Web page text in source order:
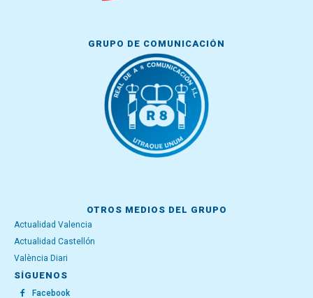
GRUPO DE COMUNICACIÓN
OTROS MEDIOS DEL GRUPO
Actualidad Valencia
Actualidad Castellón
València Diari
SÍGUENOS
Facebook